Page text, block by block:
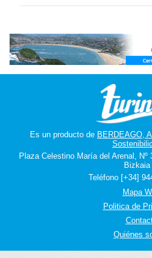
Es un producto de BERDEAGO,
Plaza Celestino María del Arenal, Nº
Bizkaia
Teléfono [+34]
Mapa
Politica de
Quiénes